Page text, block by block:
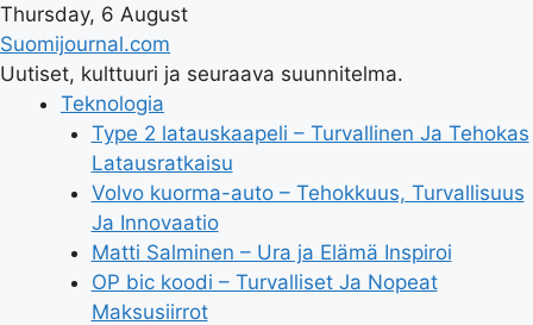
Thursday, 6 August
Suomijournal.com
Uutiset, kulttuuri ja seuraava suunnitelma.
Teknologia
Type 2 latauskaapeli – Turvallinen Ja Tehokas
Latausratkaisu
Volvo kuorma-auto – Tehokkuus, Turvallisuus
Ja Innovaatio
Matti Salminen – Ura ja Elämä Inspiroi
OP bic koodi – Turvalliset Ja Nopeat
Maksusiirrot